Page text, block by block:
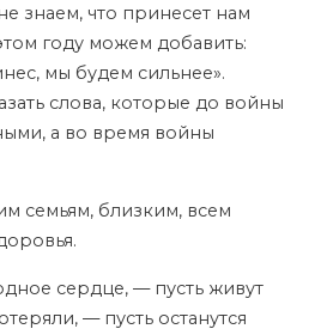
знаем, что принесет нам
году можем добавить:
мы будем сильнее».
слова, которые до войны
а во время войны
семьям, близким, всем
сердце, — пусть живут
— пусть останутся